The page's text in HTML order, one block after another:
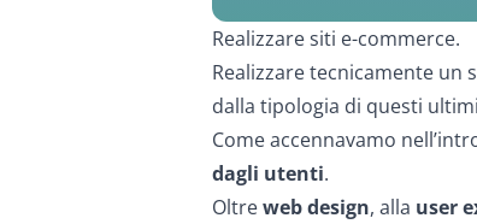
Realizzare siti e-commerce.
Realizzare tecnicamente
dalla tipologia di questi
Come accennavamo
dagli utenti.
Oltreweb design, alla user